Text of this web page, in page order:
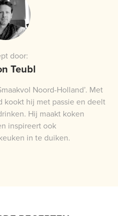
door:
Teubl
Noord-Holland’. Met
kookt hij met passie en deelt
Hij maakt koken
inspireert ook
in te duiken.